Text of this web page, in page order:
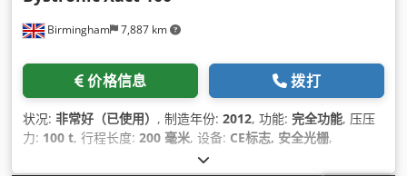
Birmingham 7,887 km
价格信息 拨打
状况: 非常好（已使用） , 制造年份: 2012, 功能: 完全功能, 压压
力: 100 t, 行程长度: 200 毫米, 设备: CE标志, 安全光栅,